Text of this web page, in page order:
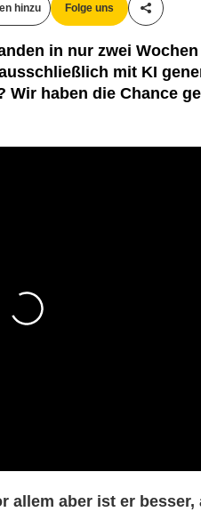
hinzu Folge uns
Teile
in nur zwei
mit KI
haben die Chance
allem aber ist er